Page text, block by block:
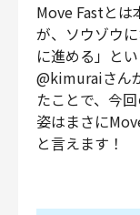
Move Fastとは
が、ソウゾウ
に進める」と
@kimuraiさん
たことで、今
姿はまさに
と言えます！